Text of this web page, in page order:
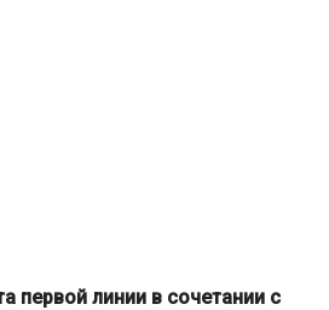
первой линии в сочетании с